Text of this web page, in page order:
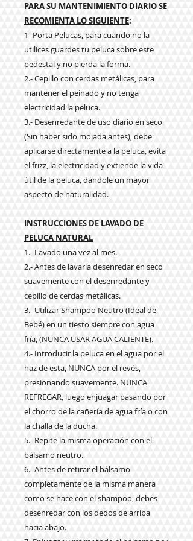
PARA SU MANTENIMIENTO DIARIO SE
RECOMIENTA LO SIGUIENTE:
1- Porta Pelucas, para cuando no la
utilices guardes tu peluca sobre este
pedestal y no pierda la forma.
2.- Cepillo con cerdas metálicas, para
mantener el peinado y no tenga
electricidad la peluca.
3.- Desenredante de uso diario en seco
(Sin haber sido mojada antes), debe
aplicarse directamente a la peluca, evita
el frizz, la electricidad y extiende la vida
útil de la peluca, dándole un mayor
aspecto de naturalidad.
INSTRUCCIONES DE LAVADO DE
PELUCA NATURAL
1.- Lavado una vez al mes.
2.- Antes de lavarla desenredar en seco
suavemente con el desenredante y
cepillo de cerdas metálicas.
3.- Utilizar Shampoo Neutro (Ideal de
Bebé) en un tiesto siempre con agua
fría,(NUNCA USAR AGUA CALIENTE).
4.- Introducir la peluca en el agua por el
haz de esta, NUNCA por el revés,
presionando suavemente. NUNCA
REFREGAR, luego enjuagar pasando por
el chorro de la cañería de agua fría o con
la challa de la ducha.
5.- Repite la misma operación con el
bálsamo neutro.
6.- Antes de retirar el bálsamo
completamente de la misma manera
como se hace con el shampoo, debes
desenredar con los dedos de arriba
hacia abajo.